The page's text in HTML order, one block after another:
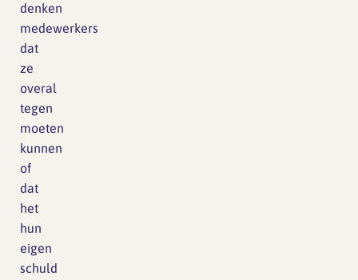
denken
medewerkers
dat
ze
overal
tegen
moeten
kunnen
of
dat
het
hun
eigen
schuld